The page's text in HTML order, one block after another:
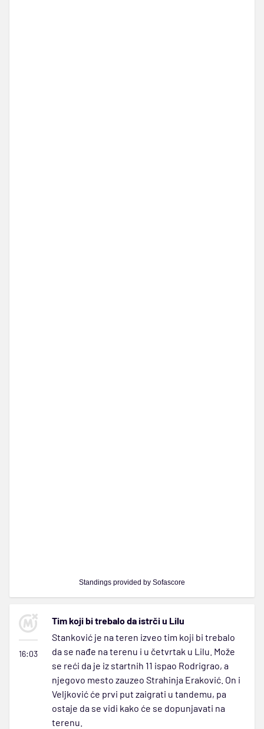
Standings provided by Sofascore
16:03
Tim koji bi trebalo da istrči u Lilu
Stanković je na teren izveo tim koji bi trebalo
da se nađe na terenu i u četvrtak u Lilu. Može
se reći da je iz startnih 11 ispao Rodrigrao, a
njegovo mesto zauzeo Strahinja Eraković. On i
Veljković će prvi put zaigrati u tandemu, pa
ostaje da se vidi kako će se dopunjavati na
terenu.